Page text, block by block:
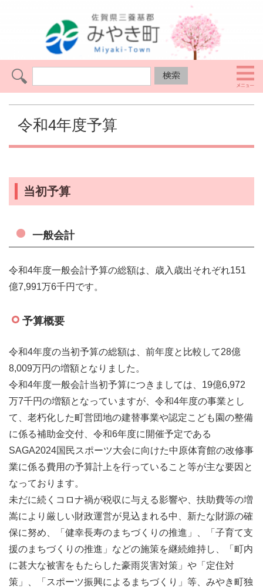
令和4年度予算
当初予算
一般会計
令和4年度一般会計予算の総額は、歳入歳出それぞれ151
億7,991万6千円です。
予算概要
令和4年度の当初予算の総額は、前年度と比較して28億
8,009万円の増額となりました。
令和4年度一般会計当初予算につきましては、19億6,972
万7千円の増額となっていますが、令和4年度の事業とし
て、老朽化した町営団地の建替事業や認定こども園の整備
に係る補助金交付、令和6年度に開催予定である
SAGA2024国民スポーツ大会に向けた中原体育館の改修事
業に係る費用の予算計上を行っていること等が主な要因と
なっております。
未だに続くコロナ禍が税収に与える影響や、扶助費等の増
嵩により厳しい財政運営が見込まれる中、新たな財源の確
保に努め、「健幸長寿のまちづくりの推進」、「子育て支
援のまちづくりの推進」などの施策を継続維持し、「町内
に甚大な被害をもたらした豪雨災害対策」や「定住対
策」、「スポーツ振興によるまちづくり」等、みやき町独